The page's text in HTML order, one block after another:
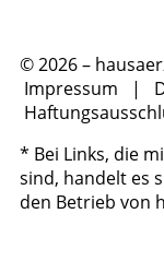
© 2026 –
Impressum |
* Bei Links, die
sind, handelt es
den Betrieb von